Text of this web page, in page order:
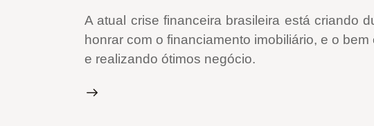
A atual crise financeira brasileira está criando
honrar com o financiamento imobiliário, e o
e realizando ótimos negócio.